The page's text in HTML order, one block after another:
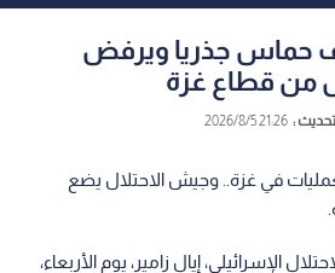
حماس جذريا ويرفض
من قطاع غزة
تحديث :21:26 2026/8/5
في غزة.. وجيش الاحتلال يضع
الإسرائيلي، إيال زامير، يوم الأربعاء،